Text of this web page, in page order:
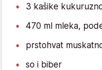
3 kašike
470 ml mleka,
prstohvat
so i biber